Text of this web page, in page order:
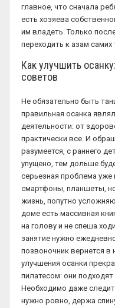
главное, что сначала
есть хозяева
им владеть. Только
переходить к азам самих
Как улучшить
советов
Не обязательно быть
правильная осанка
деятельности: от
практически все. И
разумеется, с раннего
упущено, тем дольше
серьезная проблема уже
смартфоны, планшеты,
жизнь, попутно
доме есть массивная
на голову и не спеша
занятие нужно
позвоночник вернется
улучшения осанки
пилатесом: они
Необходимо даже
нужно ровно, держа